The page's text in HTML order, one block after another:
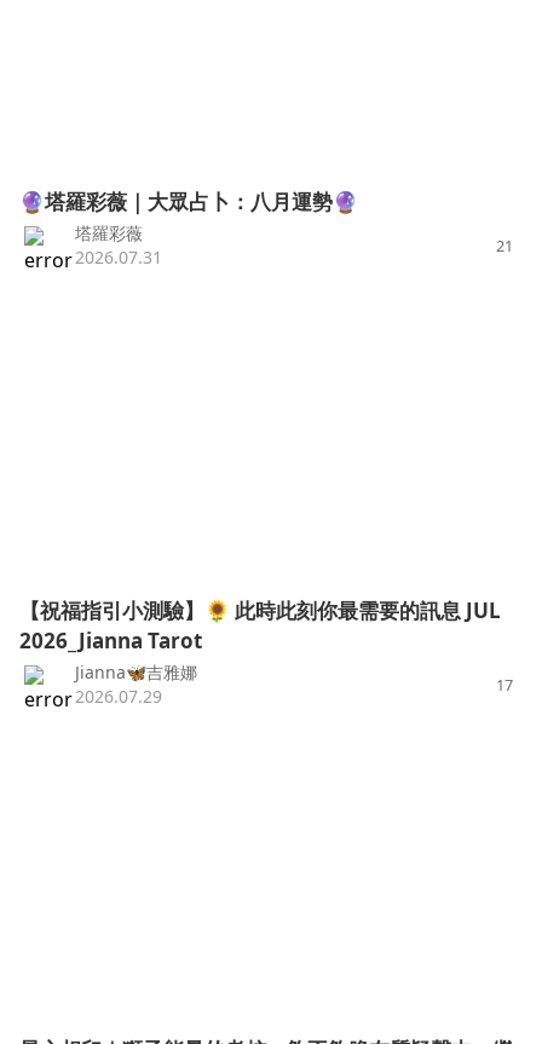
🔮塔羅彩薇｜大眾占卜：八月運勢🔮
塔羅彩薇
2026.07.31
21
【祝福指引小測驗】🌻 此時此刻你最需要的訊息 JUL
2026_Jianna Tarot
Jianna🦋吉雅娜
2026.07.29
17